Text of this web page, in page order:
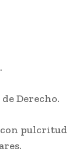
Derecho.
con pulcritud